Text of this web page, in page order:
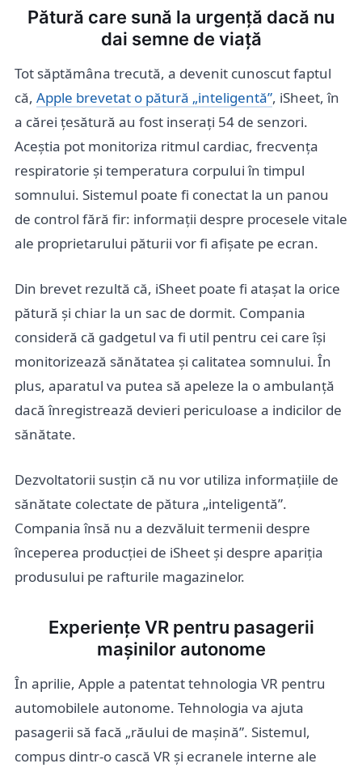
Pătură care sună la urgență dacă nu
dai semne de viață
Tot săptămâna trecută, a devenit cunoscut faptul
că, Apple brevetat o pătură „inteligentă”, iSheet, în
a cărei țesătură au fost inserați 54 de senzori.
Aceștia pot monitoriza ritmul cardiac, frecvența
respiratorie și temperatura corpului în timpul
somnului. Sistemul poate fi conectat la un panou
de control fără fir: informații despre procesele vitale
ale proprietarului păturii vor fi afișate pe ecran.
Din brevet rezultă că, iSheet poate fi atașat la orice
pătură și chiar la un sac de dormit. Compania
consideră că gadgetul va fi util pentru cei care își
monitorizează sănătatea și calitatea somnului. În
plus, aparatul va putea să apeleze la o ambulanță
dacă înregistrează devieri periculoase a indicilor de
sănătate.
Dezvoltatorii susțin că nu vor utiliza informațiile de
sănătate colectate de pătura „inteligentă”.
Compania însă nu a dezvăluit termenii despre
începerea producției de iSheet și despre apariția
produsului pe rafturile magazinelor.
Experiențe VR pentru pasagerii
mașinilor autonome
În aprilie, Apple a patentat tehnologia VR pentru
automobilele autonome. Tehnologia va ajuta
pasagerii să facă „răului de mașină”. Sistemul,
compus dintr-o cască VR și ecranele interne ale